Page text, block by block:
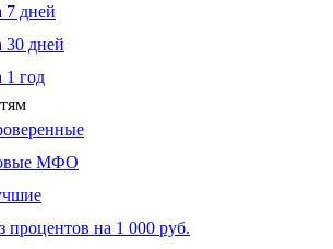
7 дней
30 дней
1 год
МФО
процентов на 1 000 руб.